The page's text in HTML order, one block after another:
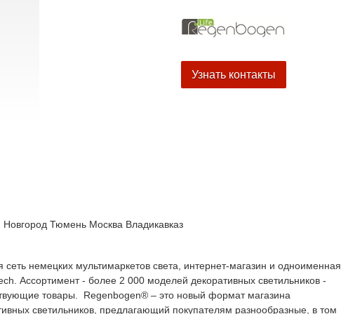
Узнать контакты
Новгород Тюмень Москва Владикавказ
немецких мультимаркетов света, интернет-магазин и одноименная
Ассортимент - более 2 000 моделей декоративных светильников -
товары. Regenbogen® – это новый формат магазина
светильников, предлагающий покупателям разнообразные, в том